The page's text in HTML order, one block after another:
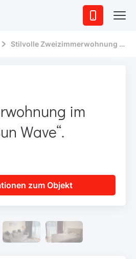
Stilvolle Zweizimmerwohnung im Komplex „Sun Wave“.
im
Wave“.
zum Objekt